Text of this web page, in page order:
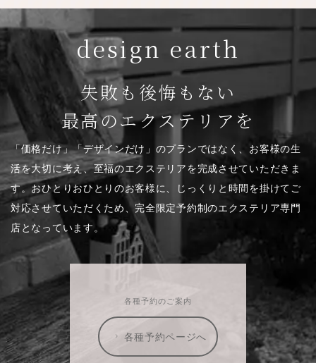
design earth
失敗も後悔もない
最高のエクステリアを
「価格だけ」「デザインだけ」のプランではなく、お客様の生
活を大切に考え、至福のエクステリアを完成させていただきま
す。おひとりおひとりのお客様に、じっくりと時間を掛けてご
対応させていただくため、完全限定予約制のエクステリア専門
店となっています。
各種予約のご案内
各種予約ページへ